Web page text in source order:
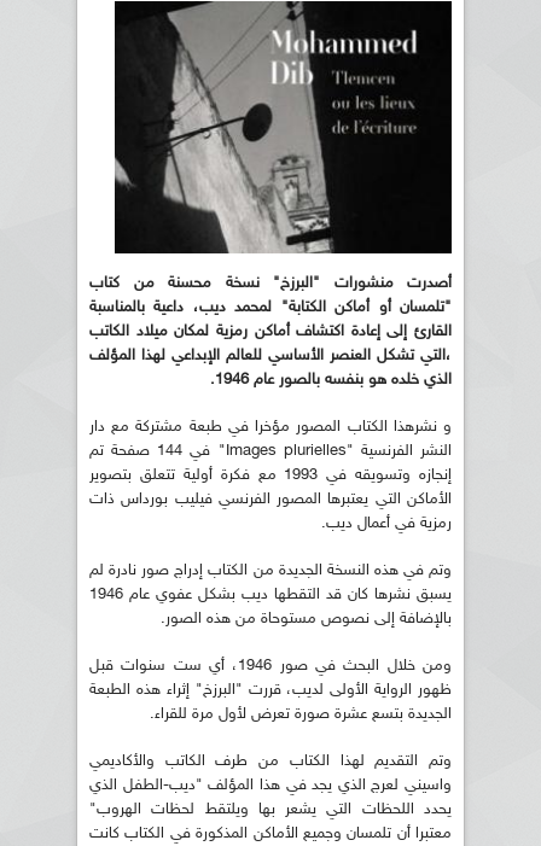
أصدرت منشورات "البرزخ" نسخة محسنة من كتاب
"تلمسان أو أماكن الكتابة" لمحمد ديب، داعية بالمناسبة
القارئ إلى إعادة اكتشاف أماكن رمزية لمكان ميلاد الكاتب
،التي تشكل العنصر الأساسي للعالم الإبداعي لهذا المؤلف
الذي خلده هو بنفسه بالصور عام 1946.
و نشرهذا الكتاب المصور مؤخرا في طبعة مشتركة مع دار
النشر الفرنسية "Images plurielles" في 144 صفحة تم
إنجازه وتسويقه في 1993 مع فكرة أولية تتعلق بتصوير
الأماكن التي يعتبرها المصور الفرنسي فيليب بورداس ذات
رمزية في أعمال ديب.
وتم في هذه النسخة الجديدة من الكتاب إدراج صور نادرة لم
يسبق نشرها كان قد التقطها ديب بشكل عفوي عام 1946
بالإضافة إلى نصوص مستوحاة من هذه الصور.
ومن خلال البحث في صور 1946، أي ست سنوات قبل
ظهور الرواية الأولى لديب، قررت "البرزخ" إثراء هذه الطبعة
الجديدة بتسع عشرة صورة تعرض لأول مرة للقراء.
وتم التقديم لهذا الكتاب من طرف الكاتب والأكاديمي
واسيني لعرج الذي يجد في هذا المؤلف "ديب-الطفل الذي
يحدد اللحظات التي يشعر بها ويلتقط لحظات الهروب"
معتبرا أن تلمسان وجميع الأماكن المذكورة في الكتاب كانت